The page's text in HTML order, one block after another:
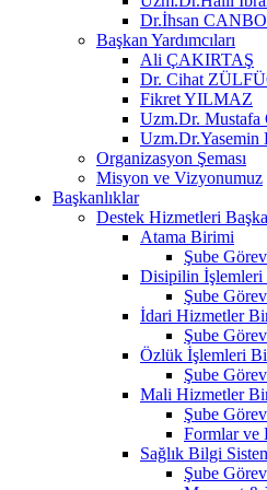
Dr.İhsan
Başkan Yardımcıları
Ali ÇAKIRTAŞ
Dr. Cihat
Fikret YILMAZ
Uzm.Dr.
Organizasyon Şeması
Misyon ve Vizyonumuz
Başkanlıklar
Destek Hizmetleri
Atama Birimi
Şube Görev
Disipilin
Şube Görev
İdari Hizmetler
Şube Görev
Özlük İşlemleri
Şube Görev
Mali Hizmetler
Şube Görev
Formlar ve
Sağlık Bilgi
Şube Görev